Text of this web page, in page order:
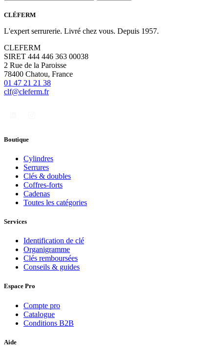
CLÉFERM
L'expert serrurerie. Livré chez vous. Depuis 1957.
CLEFERM
SIRET 444 446 363 00038
2 Rue de la Paroisse
78400 Chatou, France
01 47 21 21 38
clf@cleferm.fr
Boutique
Cylindres
Serrures
Clés & doubles
Coffres-forts
Cadenas
Toutes les catégories
Services
Identification de clé
Organigramme
Clés remboursées
Conseils & guides
Espace Pro
Compte pro
Catalogue
Conditions B2B
Aide